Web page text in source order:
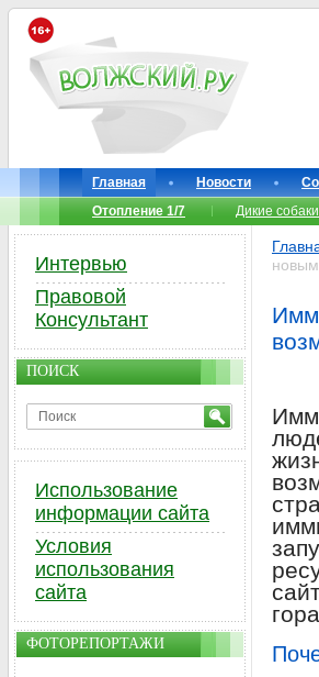
Главная Новости
Отопление 1/7
Дикие собаки
Интервью
Правовой
Консультант
ПОИСК
Использование
информации сайта
Условия
использования
сайта
ФОТОРЕПОРТАЖИ